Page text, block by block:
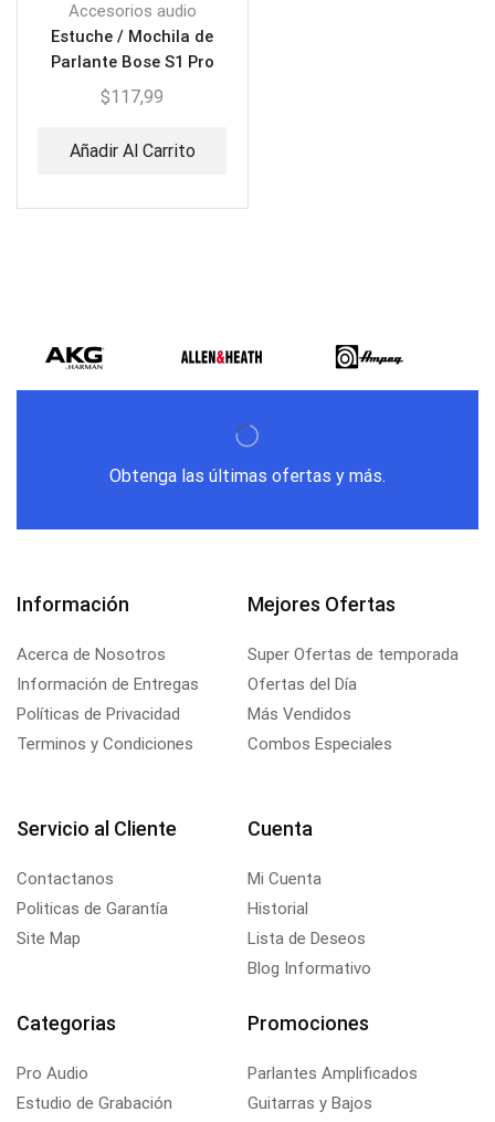
Accesorios audio
Estuche / Mochila de
Parlante Bose S1 Pro
Plus EP-S1PRO
$117,99
Añadir Al Carrito
Obtenga las últimas ofertas y más.
Información
Acerca de Nosotros
Información de Entregas
Políticas de Privacidad
Terminos y Condiciones
Mejores Ofertas
Super Ofertas de temporada
Ofertas del Día
Más Vendidos
Combos Especiales
Servicio al Cliente
Contactanos
Politicas de Garantía
Site Map
Cuenta
Mi Cuenta
Historial
Lista de Deseos
Blog Informativo
Categorias
Pro Audio
Estudio de Grabación
Promociones
Parlantes Amplificados
Guitarras y Bajos